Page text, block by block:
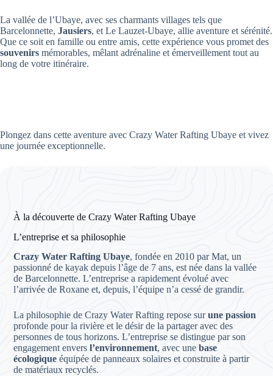
La vallée de l’Ubaye, avec ses charmants villages tels que
Barcelonnette, Jausiers, et Le Lauzet-Ubaye, allie aventure et sérénité.
Que ce soit en famille ou entre amis, cette expérience vous promet des
souvenirs mémorables, mêlant adrénaline et émerveillement tout au
long de votre itinéraire.
Plongez dans cette aventure avec Crazy Water Rafting Ubaye et vivez
une journée exceptionnelle.
À la découverte de Crazy Water Rafting Ubaye
L’entreprise et sa philosophie
Crazy Water Rafting Ubaye, fondée en 2010 par Mat, un
passionné de kayak depuis l’âge de 7 ans, est née dans la vallée
de Barcelonnette. L’entreprise a rapidement évolué avec
l’arrivée de Roxane et, depuis, l’équipe n’a cessé de grandir.
La philosophie de Crazy Water Rafting repose surune passion
profonde pour la rivière et le désir de la partager avec des
personnes de tous horizons. L’entreprise se distingue par son
engagement enversl’environnement, avec unebase
écologique équipée de panneaux solaires et construite à partir
de matériaux recyclés.